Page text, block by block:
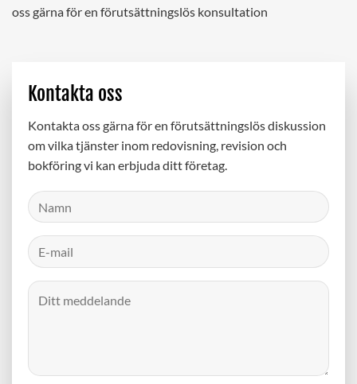
oss gärna för en förutsättningslös konsultation
Kontakta oss
Kontakta oss gärna för en förutsättningslös diskussion
om vilka tjänster inom redovisning, revision och
bokföring vi kan erbjuda ditt företag.